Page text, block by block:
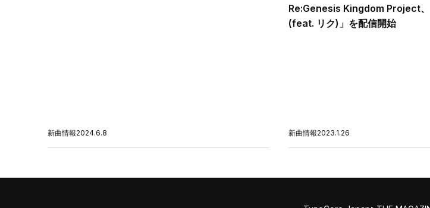
新曲情報2024.6.8
Re:Genesis Kingdom Project、
(feat. リク)」を配信開始
新曲情報2023.1.26